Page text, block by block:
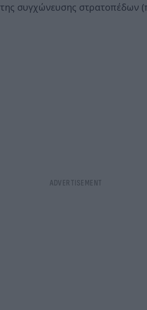
της συγχώνευσης στρατοπέδων